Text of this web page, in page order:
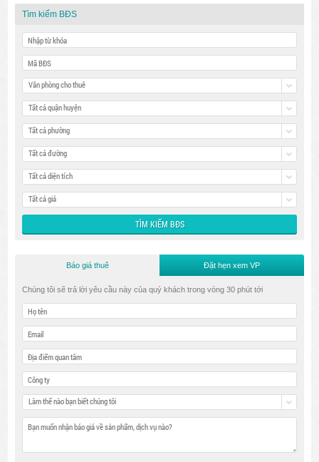
Tìm kiếm BĐS
Văn phòng cho thuê
Tất cả quận huyện
Tất cả phường
Tất cả đường
Tất cả diện tích
Tất cả giá
Báo giá thuê Đặt hẹn xem VP
Chúng tôi sẽ trả lời yêu cầu này của quý khách trong vòng 30 phút tới
Làm thế nào bạn biết chúng tôi